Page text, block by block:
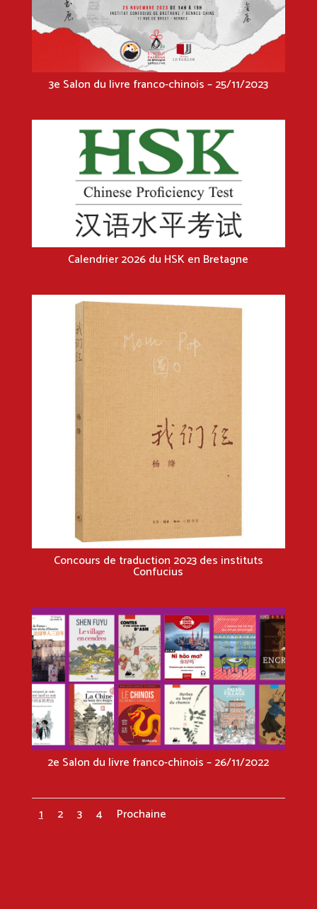
3e Salon du livre franco-chinois – 25/11/2023
Calendrier 2026 du HSK en Bretagne
Concours de traduction 2023 des instituts
Confucius
2e Salon du livre franco-chinois – 26/11/2022
1 2 3 4 Prochaine